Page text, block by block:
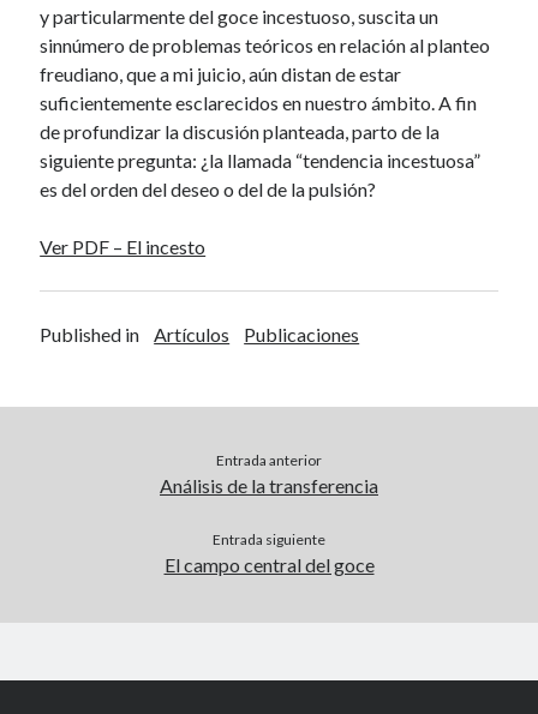
y particularmente del goce incestuoso, suscita un
sinnúmero de problemas teóricos en relación al planteo
freudiano, que a mi juicio, aún distan de estar
suficientemente esclarecidos en nuestro ámbito. A fin
de profundizar la discusión planteada, parto de la
siguiente pregunta: ¿la llamada “tendencia incestuosa”
es del orden del deseo o del de la pulsión?
Ver PDF – El incesto
Published in Artículos Publicaciones
Entrada anterior
Análisis de la transferencia
Entrada siguiente
El campo central del goce